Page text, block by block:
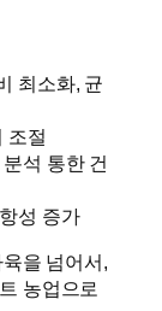
최소화, 균
조절
석 통한 건
성 증가
을 넘어서,
농업으로